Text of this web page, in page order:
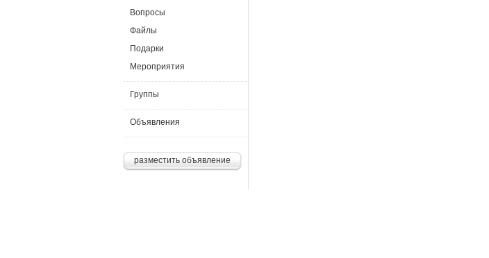
Вопросы
Файлы
Подарки
Мероприятия
Группы
Объявления
разместить объявление